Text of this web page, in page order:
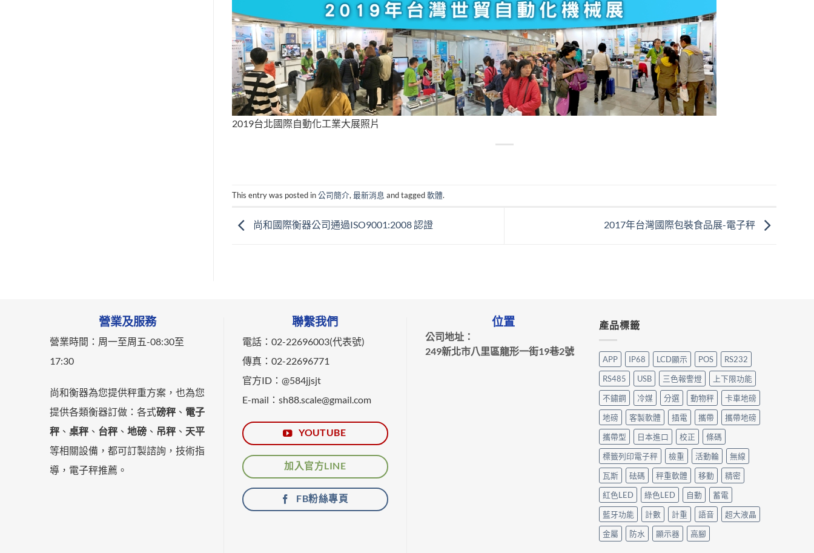
2019台北國際自動化工業大展照片
This entry was posted in公司簡介, 最新消息 and tagged軟體.
尚和國際衡器公司通過ISO9001:2008 認證 2017年台灣國際包裝食品展-電子秤
營業及服務
營業時間： 周一至周五-08:30至
17:30
尚和衡器為您提供秤重方案，也為您
提供各類衡器訂做：各式磅秤 、 電子
秤 、桌秤 、 台秤 、地磅 、 吊秤 、 天平
等相關設備，都可訂製諮詢，技術指
導，電子秤推薦。
聯繫我們
電話：02-22696003(代表號)
傳真：02-22696771
官方ID：@584jjsjt
E-mail：sh88.scale@gmail.com
YOUTUBE
加入官方LINE
FB粉絲專頁
位置
公司地址：
249新北市八里區龍形一街19巷2號
產品標籤
APP IP68 LCD顯示 POS
RS232
RS485
USB 三色報警燈
上下限功能
不鏽鋼
冷媒 分選 動物秤
卡車地磅
地磅
客製軟體 插電 攜帶
攜帶地磅
攜帶型
日本進口 校正
條碼
標籤列印電子秤
檢重 活動輪
無線
瓦斯
砝碼 秤重軟體 移動
精密
紅色LED
綠色LED 自動
蓄電
藍牙功能
計數 計重 語音
超大液晶
金屬
防水 顯示器 高腳